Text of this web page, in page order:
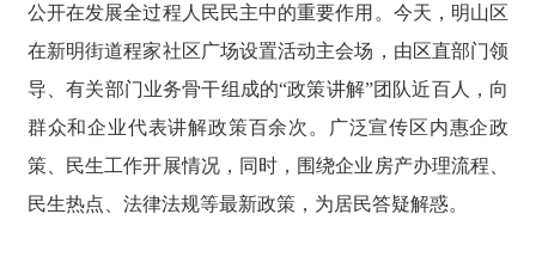
公开在发展全过程人民民主中的重要作用。今天，明山区
在新明街道程家社区广场设置活动主会场，由区直部门领
导、有关部门业务骨干组成的“政策讲解”团队近百人，向
群众和企业代表讲解政策百余次。广泛宣传区内惠企政
策、民生工作开展情况，同时，围绕企业房产办理流程、
民生热点、法律法规等最新政策，为居民答疑解惑。